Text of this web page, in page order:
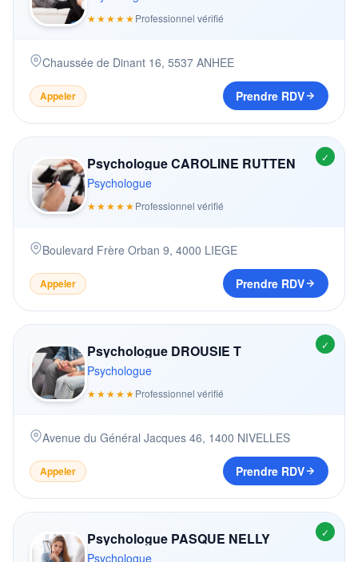
★★★★★Professionnel vérifié
Chaussée de Dinant 16, 5537 ANHEE
Appeler Prendre RDV
✓
Psychologue CAROLINE RUTTEN
Psychologue
★★★★★Professionnel vérifié
Boulevard Frère Orban 9, 4000 LIEGE
Appeler Prendre RDV
✓
Psychologue DROUSIE T
Psychologue
★★★★★Professionnel vérifié
Avenue du Général Jacques 46, 1400 NIVELLES
Appeler Prendre RDV
✓
Psychologue PASQUE NELLY
Psychologue